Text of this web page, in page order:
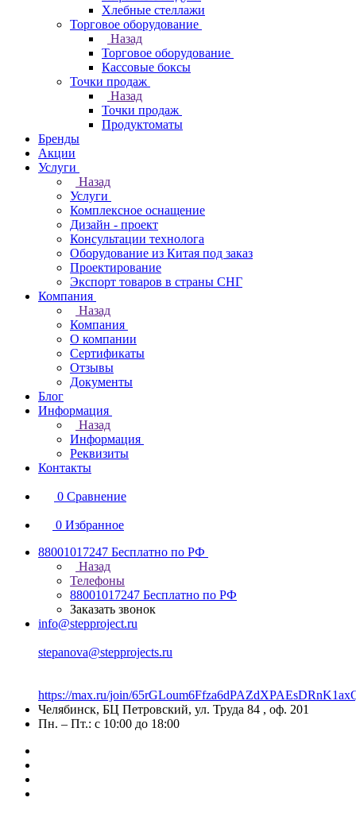
Хлебные стеллажи
Торговое оборудование
Назад
Торговое оборудование
Кассовые боксы
Точки продаж
Назад
Точки продаж
Продуктоматы
Бренды
Акции
Услуги
Назад
Услуги
Комплексное оснащение
Дизайн - проект
Консультации технолога
Оборудование из Китая под заказ
Проектирование
Экспорт товаров в страны СНГ
Компания
Назад
Компания
О компании
Сертификаты
Отзывы
Документы
Блог
Информация
Назад
Информация
Реквизиты
Контакты
0 Сравнение
0 Избранное
88001017247 Бесплатно по РФ
Назад
Телефоны
88001017247 Бесплатно по РФ
Заказать звонок
info@stepproject.ru
stepanova@stepprojects.ru
https://max.ru/join/
Челябинск, БЦ Петровский, ул. Труда 84 , оф. 201
Пн. – Пт.: с 10:00 до 18:00